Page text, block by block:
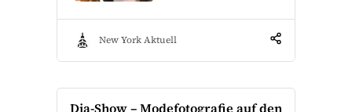
New York Aktuell
Dia-Show – Modefotografie auf den